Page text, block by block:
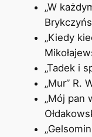
„W
„Kiedy
„Tadek i
„Mur” R.
„Mój pan